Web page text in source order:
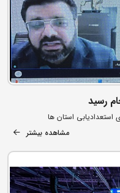
رسید
استان ها
مشاهده بیشتر